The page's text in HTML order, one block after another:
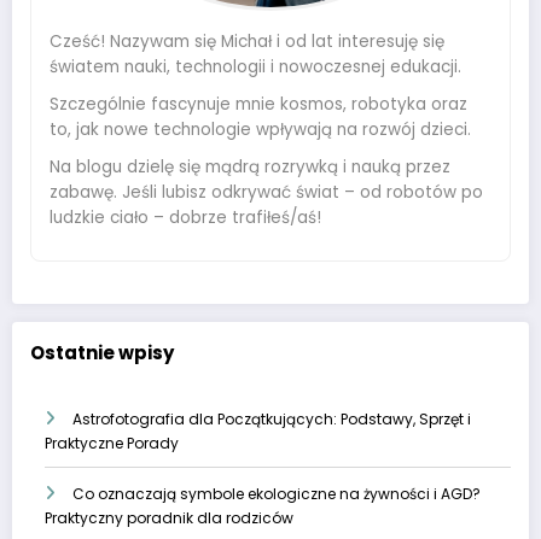
Cześć! Nazywam się Michał i od lat interesuję się
światem nauki, technologii i nowoczesnej edukacji.
Szczególnie fascynuje mnie kosmos, robotyka oraz
to, jak nowe technologie wpływają na rozwój dzieci.
Na blogu dzielę się mądrą rozrywką i nauką przez
zabawę. Jeśli lubisz odkrywać świat – od robotów po
ludzkie ciało – dobrze trafiłeś/aś!
Ostatnie wpisy
Astrofotografia dla Początkujących: Podstawy, Sprzęt i
Praktyczne Porady
Co oznaczają symbole ekologiczne na żywności i AGD?
Praktyczny poradnik dla rodziców